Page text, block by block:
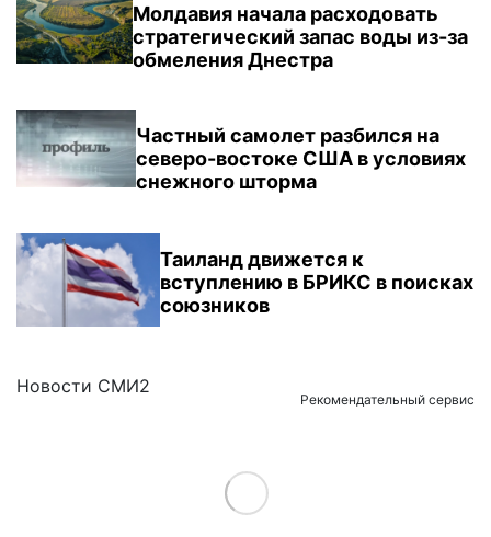
Молдавия начала расходовать
стратегический запас воды из-за
обмеления Днестра
Частный самолет разбился на
северо-востоке США в условиях
снежного шторма
Таиланд движется к
вступлению в БРИКС в поисках
союзников
Новости СМИ2
Рекомендательный сервис
Load More